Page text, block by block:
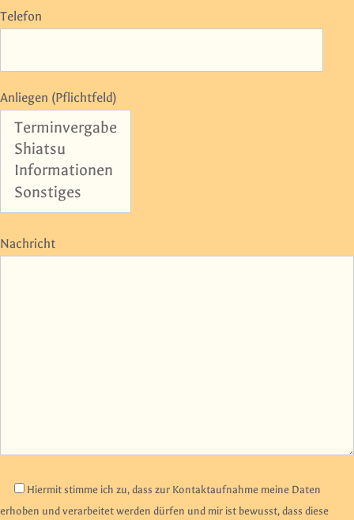
Telefon
Anliegen (Pflichtfeld)
Nachricht
Hiermit stimme ich zu, dass zur Kontaktaufnahme meine Daten
erhoben und verarbeitet werden dürfen und mir ist bewusst, dass diese